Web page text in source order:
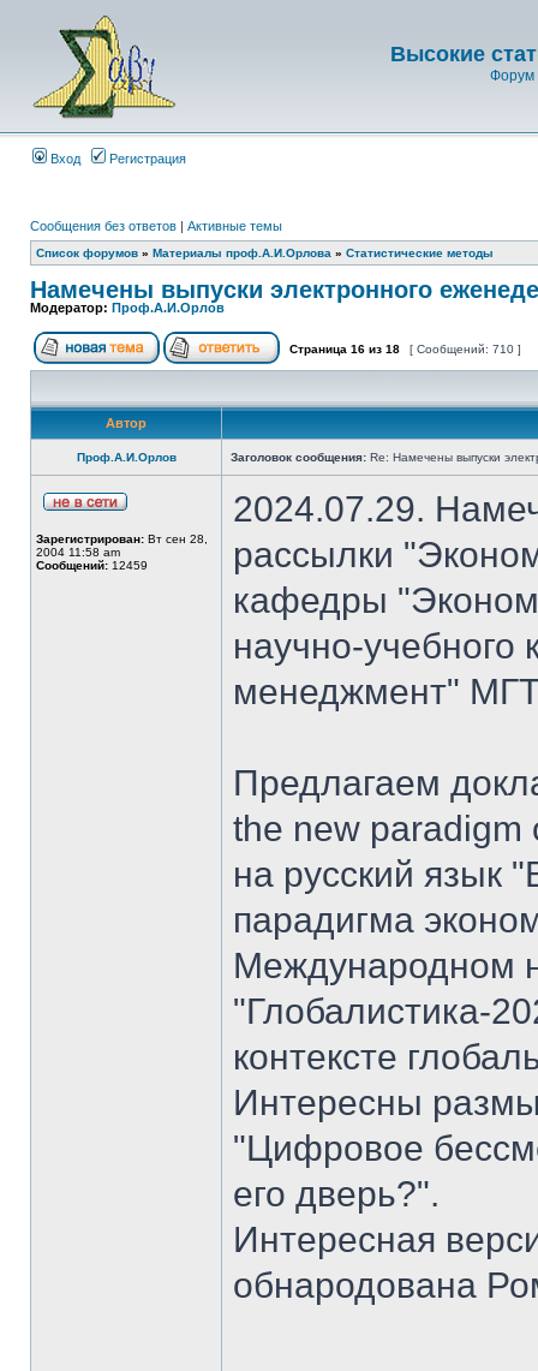
Высокие
Форум
Вход Регистрация
Сообщения без ответов | Активные темы
Список форумов » Материалы проф.А.И.Орлова » Статистические методы
Намечены выпуски электронного
Модератор: Проф.А.И.Орлов
Страница 16 из 18 [ Сообщений: 710 ]
Автор
Проф.А.И.Орлов Заголовок сообщения: Re: Намечены выпуски
Зарегистрирован: Вт сен 28,
2004 11:58 am
Сообщений: 12459
2024.07.29.
рассылки
кафедры
научно-
менеджмент"
Предлагаем
the new paradigm
на русский язык
парадигма
Международном
"Глобалистика-
контексте
Интересны
"Цифровое
его дверь?".
Интересная
обнародована